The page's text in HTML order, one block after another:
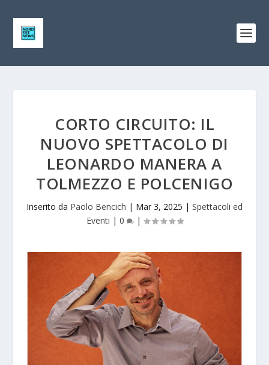
CORTO CIRCUITO: IL
NUOVO SPETTACOLO DI
LEONARDO MANERA A
TOLMEZZO E POLCENIGO
Inserito da Paolo Bencich | Mar 3, 2025 | Spettacoli ed
Eventi | 0 |